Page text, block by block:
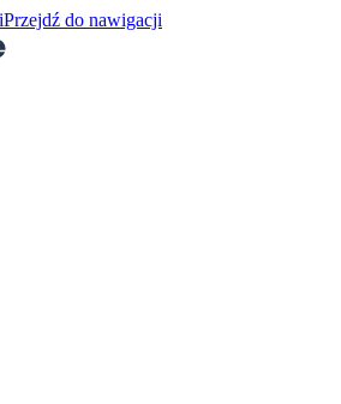
Przejdź do nawigacji